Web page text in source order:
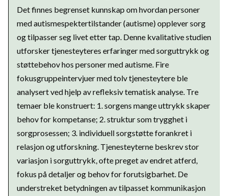
Det finnes begrenset kunnskap om hvordan personer
med autismespektertilstander (autisme) opplever sorg
og tilpasser seg livet etter tap. Denne kvalitative studien
utforsker tjenesteyteres erfaringer med sorguttrykk og
støttebehov hos personer med autisme. Fire
fokusgruppeintervjuer med tolv tjenesteytere ble
analysert ved hjelp av refleksiv tematisk analyse. Tre
temaer ble konstruert: 1. sorgens mange uttrykk skaper
behov for kompetanse; 2. struktur som trygghet i
sorgprosessen; 3. individuell sorgstøtte forankret i
relasjon og utforskning. Tjenesteyterne beskrev stor
variasjon i sorguttrykk, ofte preget av endret atferd,
fokus på detaljer og behov for forutsigbarhet. De
understreket betydningen av tilpasset kommunikasjon